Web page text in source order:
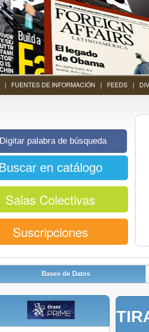
FUENTES DE INFORMACIÓN FEEDS
Salas Colectivas
Suscripciones